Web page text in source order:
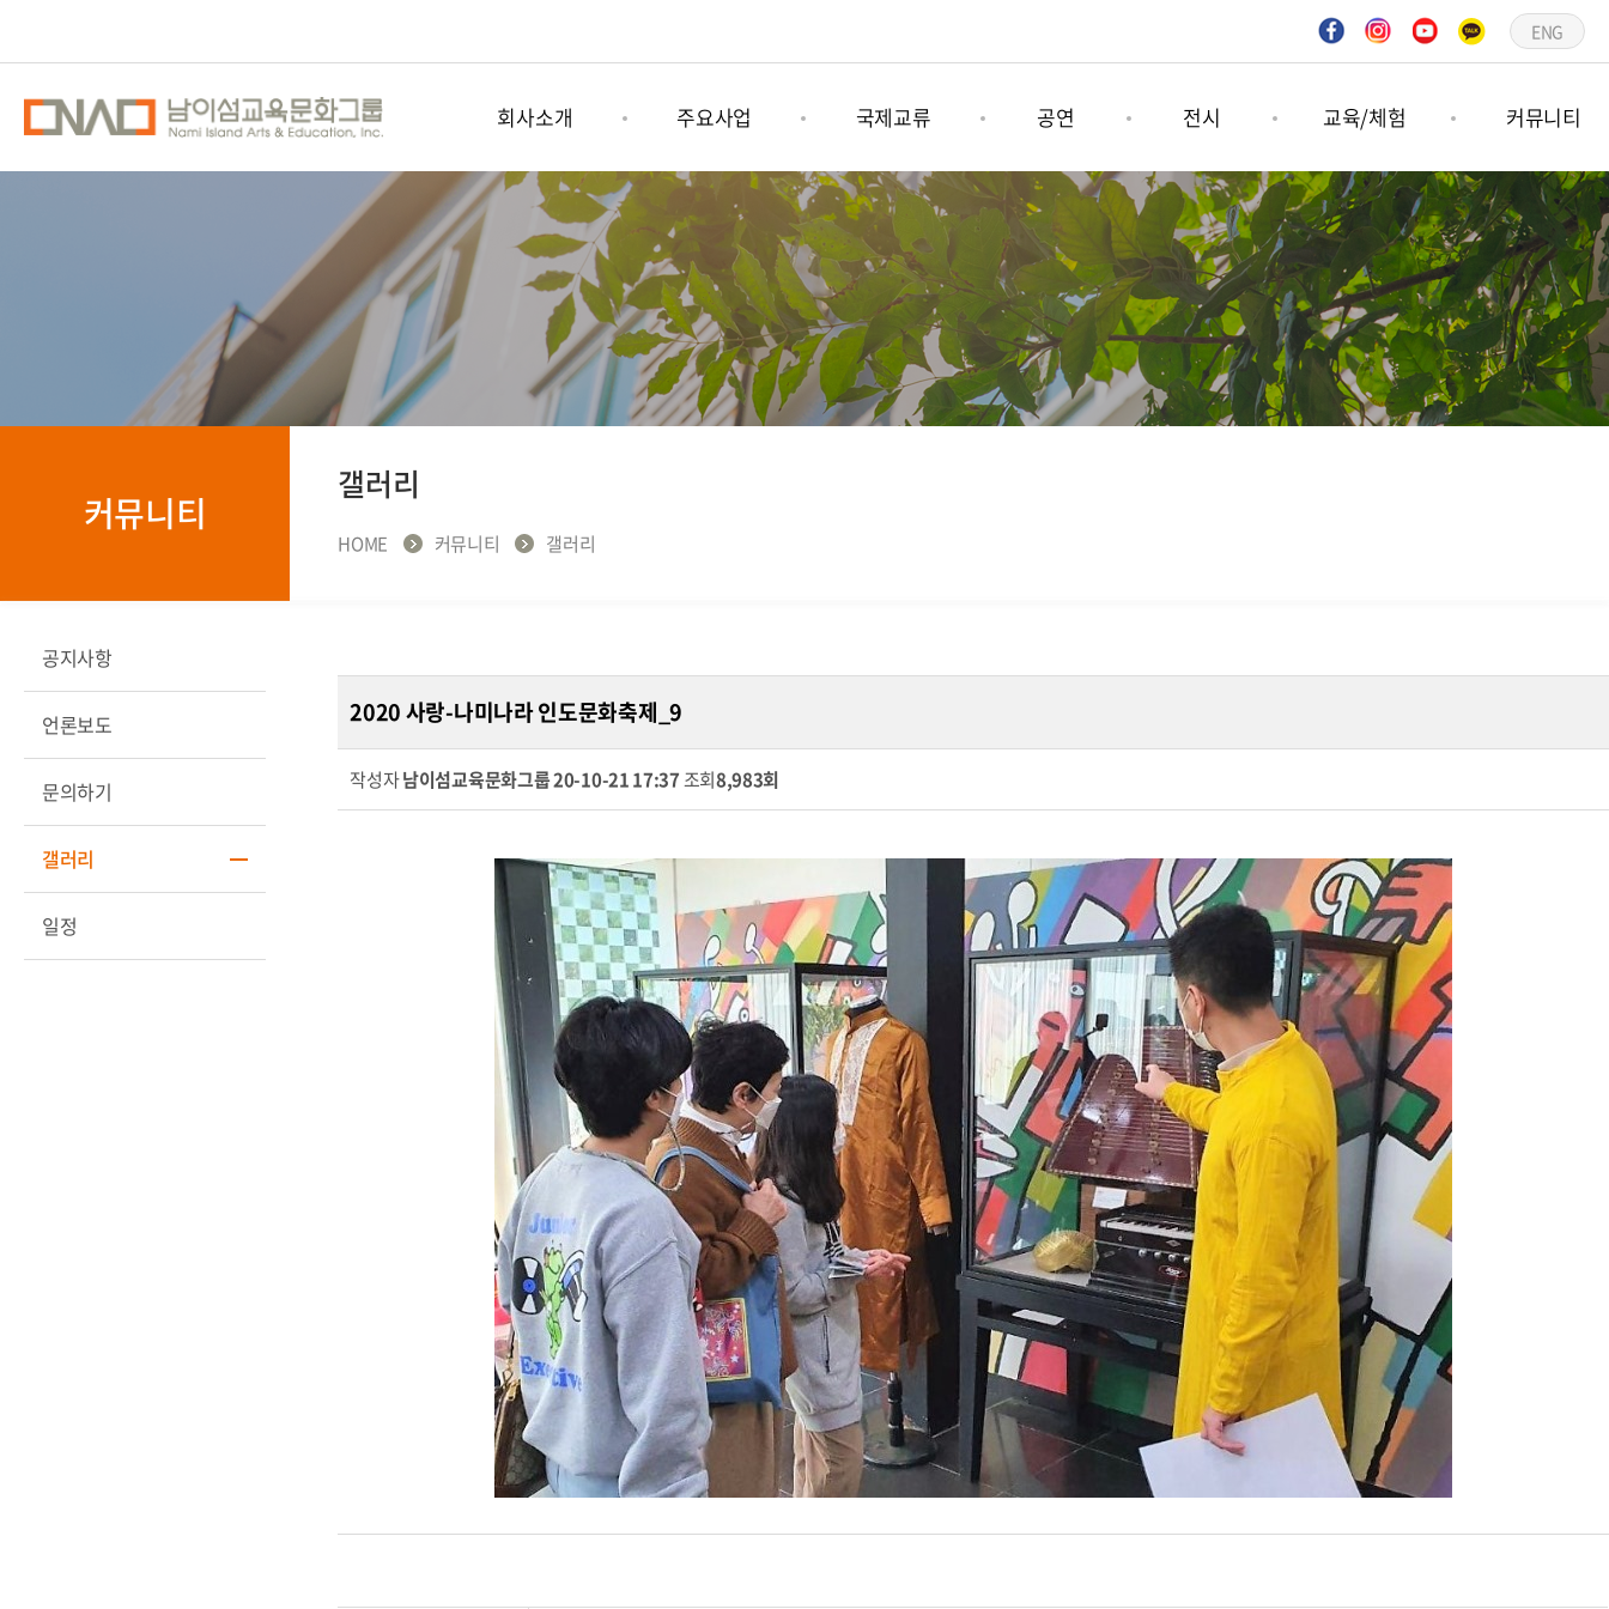
ENG
회사소개
남이섬교육문화그룹
공간소개
오시는길
주요사업
나미콩쿠르
남이섬세계책나라축제
어쿠스틱청춘페스티벌
남이섬 x 인도
국제교류
그림책 연계사업
국제문화행사
공연
기획공연
상설공연
전시
기획전시
상설전시
교육/체험
숲프로그램
그림책프로그램
커뮤니티
공지사항
언론보도
문의하기
갤러리
일정
커뮤니티
공지사항
언론보도
문의하기
갤러리
일정
갤러리
HOME 커뮤니티 갤러리
2020 사랑-나미나라 인도문화축제_9
작성자남이섬교육문화그룹20-10-21 17:37조회8,983회